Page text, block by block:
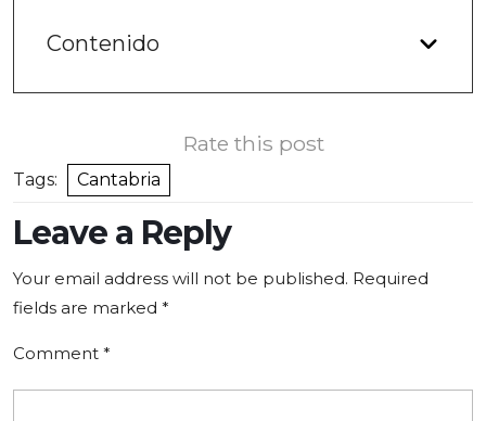
Contenido
Rate this post
Tags: Cantabria
Leave a Reply
Your email address will not be published. Required
fields are marked *
Comment *